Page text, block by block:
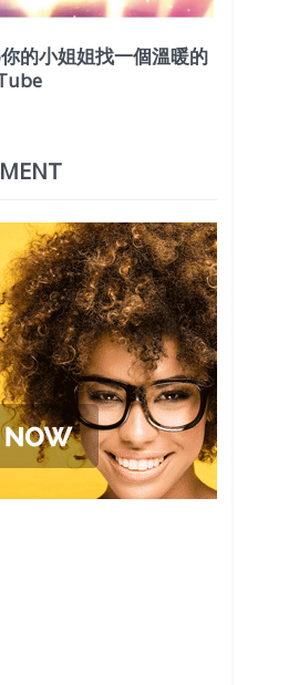
的小姐姐找一個溫暖的